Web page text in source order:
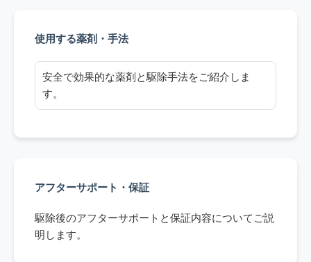
使用する薬剤・手法
安全で効果的な薬剤と駆除手法をご紹介しま
す。
アフターサポート・保証
駆除後のアフターサポートと保証内容についてご説
明します。